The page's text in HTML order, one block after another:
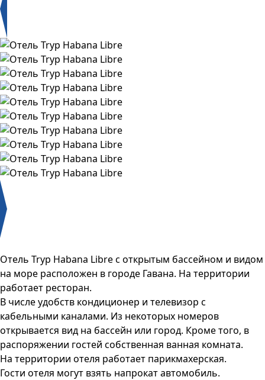
Отель Tryp Habana Libre с открытым бассейном и видом
на море расположен в городе Гавана. На территории
работает ресторан.
В числе удобств кондиционер и телевизор с
кабельными каналами. Из некоторых номеров
открывается вид на бассейн или город. Кроме того, в
распоряжении гостей собственная ванная комната.
На территории отеля работает парикмахерская.
Гости отеля могут взять напрокат автомобиль.